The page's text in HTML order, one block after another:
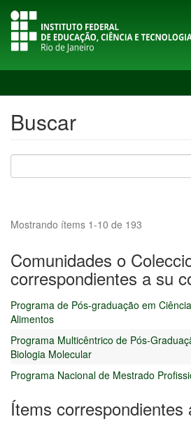
Buscar
Mostrando ítems 1-10 de 193
Comunidades o
correspondientes a su
Programa de Pós-graduação em
Alimentos
Programa Multicêntrico de Pós-
Biologia Molecular
Programa Nacional de Mestrado
Ítems correspondientes